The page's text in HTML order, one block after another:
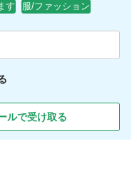
す 服/ファッション
ルで受け取る